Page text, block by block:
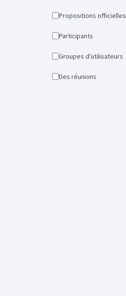
Propositions officielles
Participants
Groupes d'utilisateurs
Des réunions